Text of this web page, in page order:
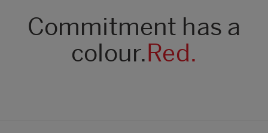
Commitment has a
colour.Red.